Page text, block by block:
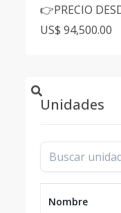
👉PRECIO
US$ 94,500.00
Unidades
Nombre